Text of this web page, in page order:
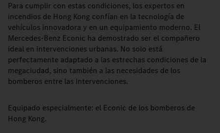
Para cumplir con estas condiciones, los expertos en
incendios de Hong Kong confían en la tecnología de
vehículos innovadora y en un equipamiento moderno. El
Mercedes-Benz Econic ha demostrado ser el compañero
ideal en intervenciones urbanas. No solo está
perfectamente adaptado a las estrechas condiciones de la
megaciudad, sino también a las necesidades de los
bomberos entre las intervenciones.
Equipado especialmente: el Econic de los bomberos de
Hong Kong.